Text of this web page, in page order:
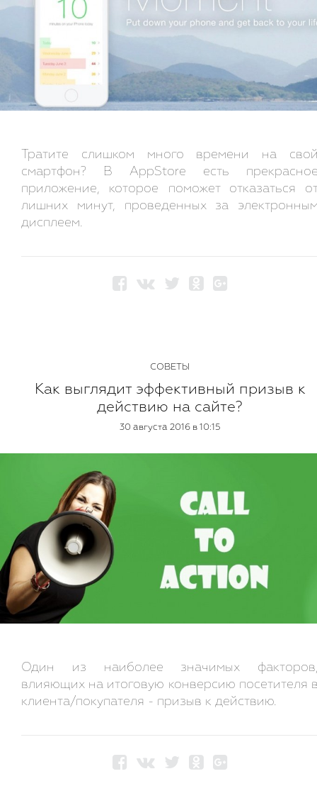
Тратите слишком много времени на
смартфон? В AppStore есть
приложение, которое поможет отказаться
лишних минут, проведенных за
дисплеем.
СОВЕТЫ
Как выглядит эффективный призыв к
действию на сайте?
30 августа 2016 в 10:15
Один из наиболее значимых
влияющих на итоговую конверсию посетителя
клиента/покупателя - призыв к действию.